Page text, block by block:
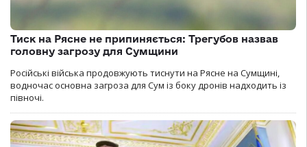
Тиск на Рясне не припиняється: Трегубов назвав
головну загрозу для Сумщини
Російські війська продовжують тиснути на Рясне на Сумщині,
водночас основна загроза для Сум із боку дронів надходить із
півночі.